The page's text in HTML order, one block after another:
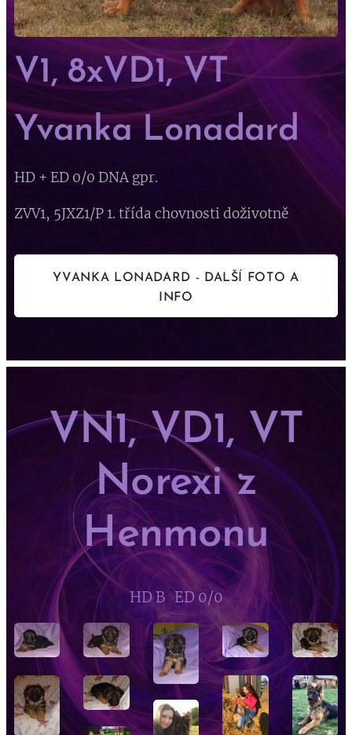
V1, 8xVD1, VT
Yvanka Lonadard
HD + ED 0/0 DNA gpr.
ZVV1, 5JXZ1/P 1. třída chovnosti doživotně
YVANKA LONADARD - DALŠÍ FOTO A
INFO
VN1, VD1, VT
Norexi z
Henmonu
HD B ED 0/0